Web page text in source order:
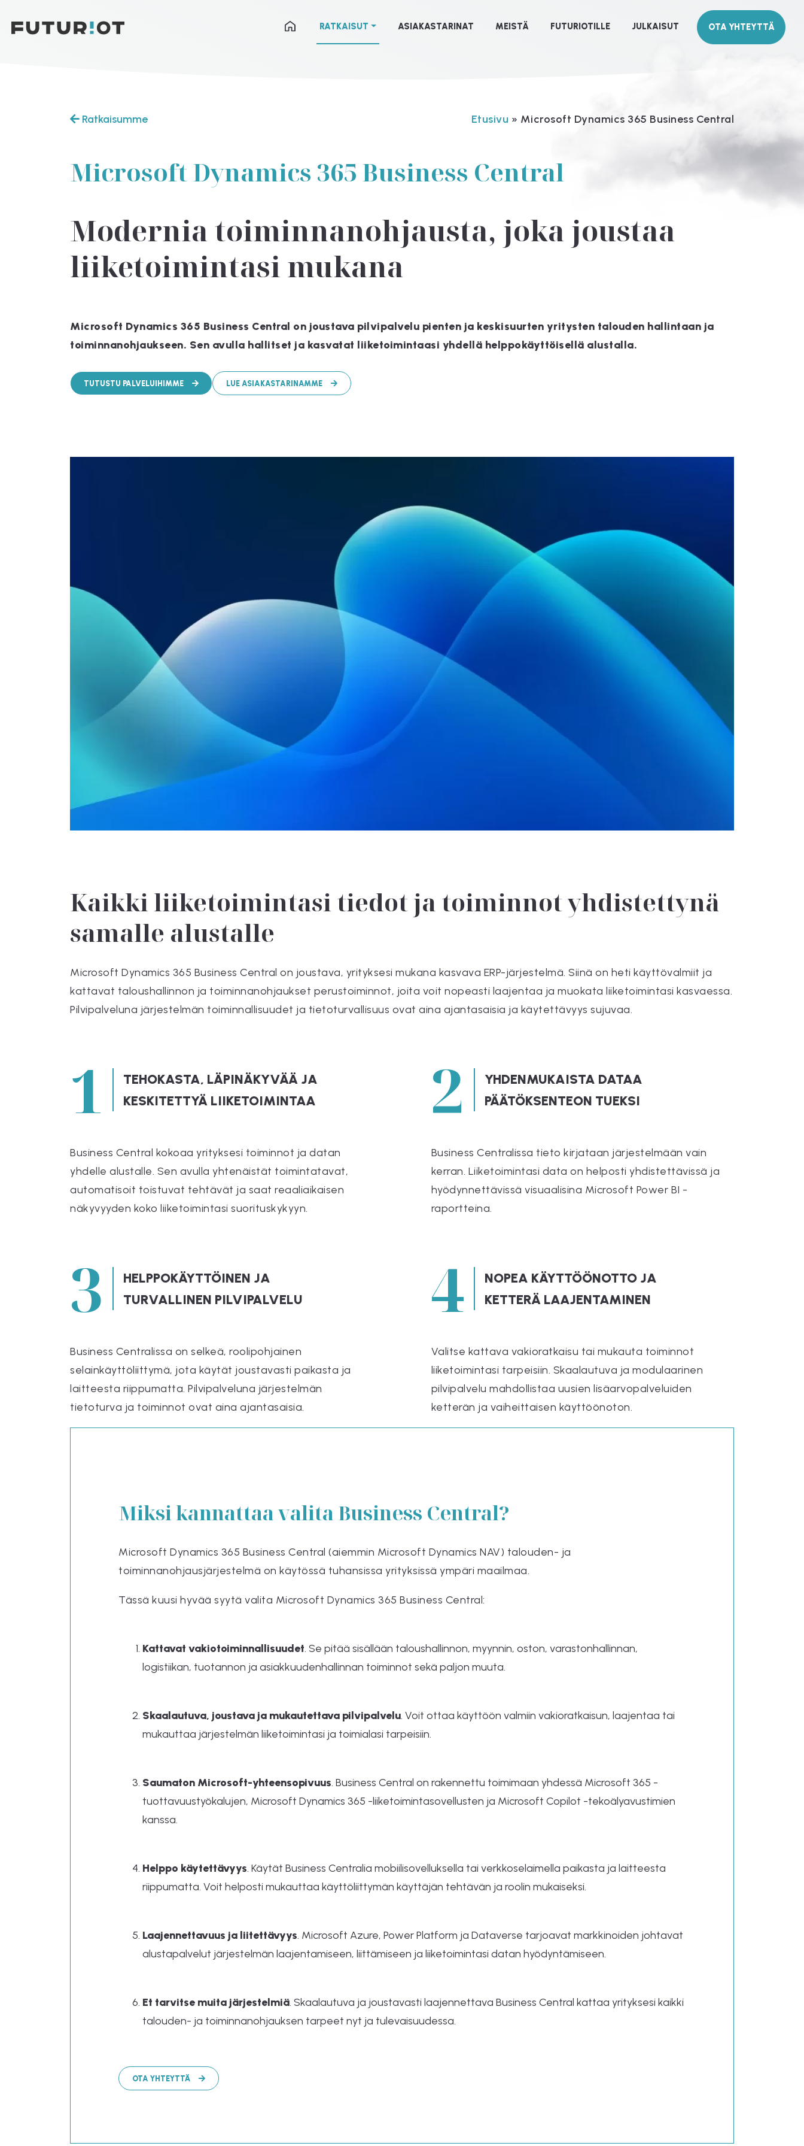
RATKAISUT ASIAKASTARINAT MEISTÄ FUTURIOTILLE JULKAISUT OTA YHTEYTTÄ
Ratkaisumme Etusivu » Microsoft Dynamics 365 Business Central
Microsoft Dynamics 365 Business Central
Modernia toiminnanohjausta, joka joustaa
liiketoimintasi mukana
Microsoft Dynamics 365 Business Central on joustava pilvipalvelu pienten ja keskisuurten yritysten talouden hallintaan ja
toiminnanohjaukseen. Sen avulla hallitset ja kasvatat liiketoimintaasi yhdellä helppokäyttöisellä alustalla.
TUTUSTU PALVELUIHIMME LUE ASIAKASTARINAMME
Kaikki liiketoimintasi tiedot ja toiminnot yhdistettynä
samalle alustalle
Microsoft Dynamics 365 Business Central on joustava, yrityksesi mukana kasvava ERP-järjestelmä. Siinä on heti käyttövalmiit ja
kattavat taloushallinnon ja toiminnanohjaukset perustoiminnot, joita voit nopeasti laajentaa ja muokata liiketoimintasi kasvaessa.
Pilvipalveluna järjestelmän toiminnallisuudet ja tietoturvallisuus ovat aina ajantasaisia ja käytettävyys sujuvaa.
1
TEHOKASTA, LÄPINÄKYVÄÄ JA
KESKITETTYÄ LIIKETOIMINTAA
Business Central kokoaa yrityksesi toiminnot ja datan
yhdelle alustalle. Sen avulla yhtenäistät toimintatavat,
automatisoit toistuvat tehtävät ja saat reaaliaikaisen
näkyvyyden koko liiketoimintasi suorituskykyyn.
2
YHDENMUKAISTA DATAA
PÄÄTÖKSENTEON TUEKSI
Business Centralissa tieto kirjataan järjestelmään vain
kerran. Liiketoimintasi data on helposti yhdistettävissä ja
hyödynnettävissä visuaalisina Microsoft Power BI -
raportteina.
3
HELPPOKÄYTTÖINEN JA
TURVALLINEN PILVIPALVELU
Business Centralissa on selkeä, roolipohjainen
selainkäyttöliittymä, jota käytät joustavasti paikasta ja
laitteesta riippumatta. Pilvipalveluna järjestelmän
tietoturva ja toiminnot ovat aina ajantasaisia.
4
NOPEA KÄYTTÖÖNOTTO JA
KETTERÄ LAAJENTAMINEN
Valitse kattava vakioratkaisu tai mukauta toiminnot
liiketoimintasi tarpeisiin. Skaalautuva ja modulaarinen
pilvipalvelu mahdollistaa uusien lisäarvopalveluiden
ketterän ja vaiheittaisen käyttöönoton.
Miksi kannattaa valita Business Central?
Microsoft Dynamics 365 Business Central (aiemmin Microsoft Dynamics NAV) talouden- ja
toiminnanohjausjärjestelmä on käytössä tuhansissa yrityksissä ympäri maailmaa.
Tässä kuusi hyvää syytä valita Microsoft Dynamics 365 Business Central:
Kattavat vakiotoiminnallisuudet. Se pitää sisällään taloushallinnon, myynnin, oston, varastonhallinnan,
logistiikan, tuotannon ja asiakkuudenhallinnan toiminnot sekä paljon muuta.
Skaalautuva, joustava ja mukautettava pilvipalvelu. Voit ottaa käyttöön valmiin vakioratkaisun, laajentaa tai
mukauttaa järjestelmän liiketoimintasi ja toimialasi tarpeisiin.
Saumaton Microsoft-yhteensopivuus. Business Central on rakennettu toimimaan yhdessä Microsoft 365 -
tuottavuustyökalujen, Microsoft Dynamics 365 -liiketoimintasovellusten ja Microsoft Copilot -tekoälyavustimien
kanssa.
Helppo käytettävyys. Käytät Business Centralia mobiilisovelluksella tai verkkoselaimella paikasta ja laitteesta
riippumatta. Voit helposti mukauttaa käyttöliittymän käyttäjän tehtävän ja roolin mukaiseksi.
Laajennettavuus ja liitettävyys. Microsoft Azure, Power Platform ja Dataverse tarjoavat markkinoiden johtavat
alustapalvelut järjestelmän laajentamiseen, liittämiseen ja liiketoimintasi datan hyödyntämiseen.
Et tarvitse muita järjestelmiä. Skaalautuva ja joustavasti laajennettava Business Central kattaa yrityksesi kaikki
talouden- ja toiminnanohjauksen tarpeet nyt ja tulevaisuudessa.
OTA YHTEYTTÄ